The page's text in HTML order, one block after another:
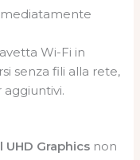
Wi-Fi in
senza fili alla rete,
aggiuntivi.
UHD Graphics non